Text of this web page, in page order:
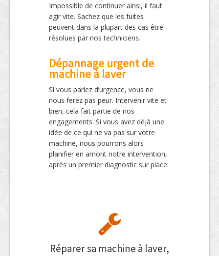
Impossible de continuer ainsi, il faut
agir vite. Sachez que les fuites
peuvent dans la plupart des cas être
résolues par nos techniciens.
Dépannage urgent de
machine à laver
Si vous parlez d’urgence, vous ne
nous ferez pas peur. Intervenir vite et
bien, cela fait partie de nos
engagements. Si vous avez déjà une
idée de ce qui ne va pas sur votre
machine, nous pourrons alors
planifier en amont notre intervention,
après un premier diagnostic sur place.
Réparer sa machine à laver,